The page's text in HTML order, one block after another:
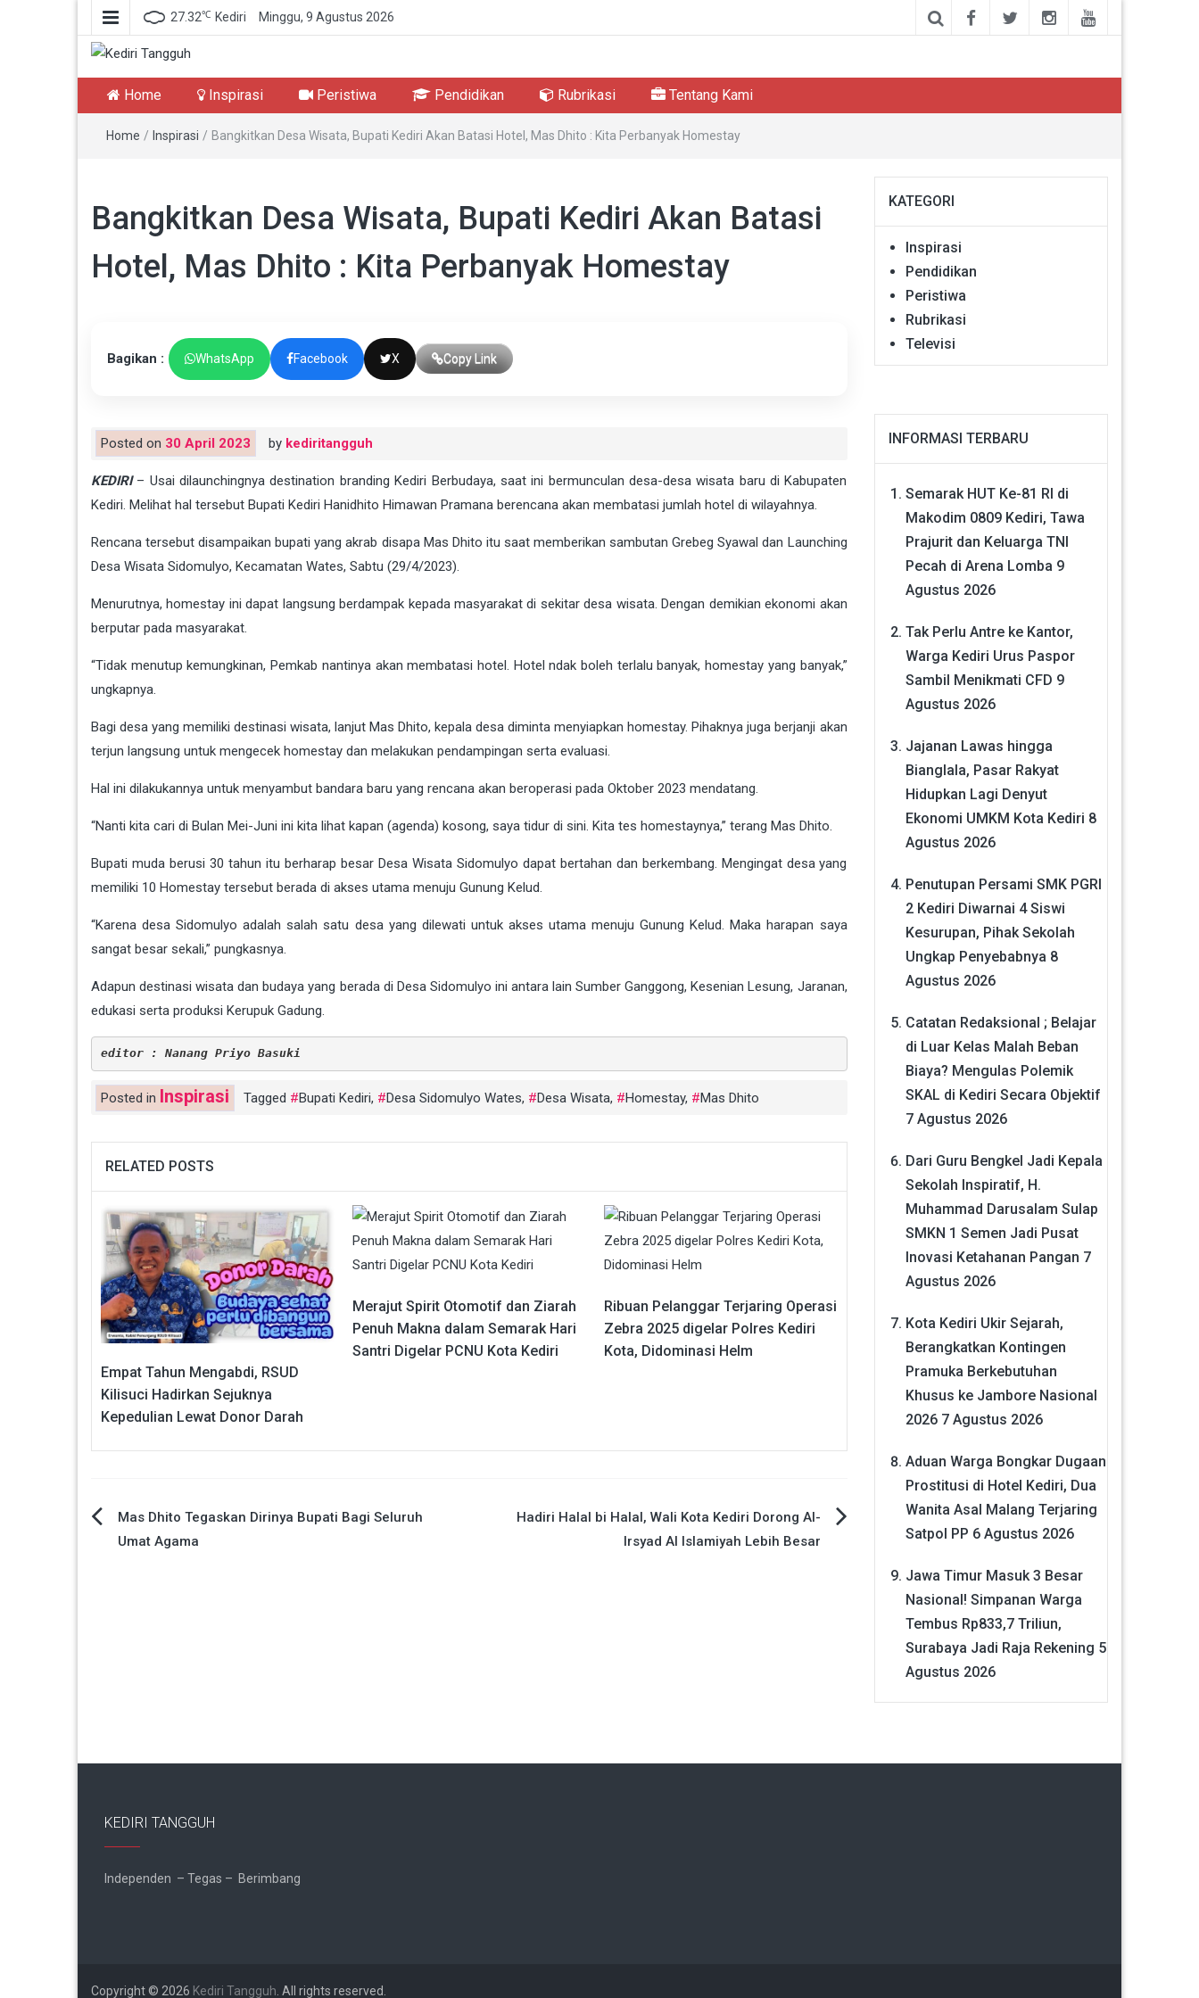
27.32℃ Kediri Minggu, 9 Agustus 2026
Kediri Tangguh
Berita Akurat Terpercaya
Home Inspirasi Peristiwa Pendidikan Rubrikasi Tentang Kami
Home / Inspirasi / Bangkitkan Desa Wisata, Bupati Kediri Akan Batasi Hotel, Mas Dhito : Kita Perbanyak Homestay
Bangkitkan Desa Wisata, Bupati Kediri Akan Batasi
Hotel, Mas Dhito : Kita Perbanyak Homestay
Bagikan : WhatsApp Facebook X Copy Link
Posted on 30 April 2023 by kediritangguh
KEDIRI– Usai dilaunchingnya destination branding Kediri Berbudaya, saat ini bermunculan desa-desa wisata baru di Kabupaten
Kediri. Melihat hal tersebut Bupati Kediri Hanidhito Himawan Pramana berencana akan membatasi jumlah hotel di wilayahnya.
Rencana tersebut disampaikan bupati yang akrab disapa Mas Dhito itu saat memberikan sambutan Grebeg Syawal dan Launching
Desa Wisata Sidomulyo, Kecamatan Wates, Sabtu (29/4/2023).
Menurutnya, homestay ini dapat langsung berdampak kepada masyarakat di sekitar desa wisata. Dengan demikian ekonomi akan
berputar pada masyarakat.
“Tidak menutup kemungkinan, Pemkab nantinya akan membatasi hotel. Hotel ndak boleh terlalu banyak, homestay yang banyak,”
ungkapnya.
Bagi desa yang memiliki destinasi wisata, lanjut Mas Dhito, kepala desa diminta menyiapkan homestay. Pihaknya juga berjanji akan
terjun langsung untuk mengecek homestay dan melakukan pendampingan serta evaluasi.
Hal ini dilakukannya untuk menyambut bandara baru yang rencana akan beroperasi pada Oktober 2023 mendatang.
“Nanti kita cari di Bulan Mei-Juni ini kita lihat kapan (agenda) kosong, saya tidur di sini. Kita tes homestaynya,” terang Mas Dhito.
Bupati muda berusi 30 tahun itu berharap besar Desa Wisata Sidomulyo dapat bertahan dan berkembang. Mengingat desa yang
memiliki 10 Homestay tersebut berada di akses utama menuju Gunung Kelud.
“Karena desa Sidomulyo adalah salah satu desa yang dilewati untuk akses utama menuju Gunung Kelud. Maka harapan saya
sangat besar sekali,” pungkasnya.
Adapun destinasi wisata dan budaya yang berada di Desa Sidomulyo ini antara lain Sumber Ganggong, Kesenian Lesung, Jaranan,
edukasi serta produksi Kerupuk Gadung.
editor : Nanang Priyo Basuki
Posted in Inspirasi Tagged Bupati Kediri, Desa Sidomulyo Wates, Desa Wisata, Homestay, Mas Dhito
RELATED POSTS
Empat Tahun Mengabdi, RSUD
Kilisuci Hadirkan Sejuknya
Kepedulian Lewat Donor Darah
Merajut Spirit Otomotif dan Ziarah
Penuh Makna dalam Semarak Hari
Santri Digelar PCNU Kota Kediri
Ribuan Pelanggar Terjaring Operasi
Zebra 2025 digelar Polres Kediri
Kota, Didominasi Helm
Navigasi
Mas Dhito Tegaskan Dirinya Bupati Bagi Seluruh
Umat Agama
Hadiri Halal bi Halal, Wali Kota Kediri Dorong Al-
Irsyad Al Islamiyah Lebih Besar
KATEGORI
Inspirasi
Pendidikan
Peristiwa
Rubrikasi
Televisi
INFORMASI TERBARU
Semarak HUT Ke-81 RI di
Makodim 0809 Kediri, Tawa
Prajurit dan Keluarga TNI
Pecah di Arena Lomba 9
Agustus 2026
Tak Perlu Antre ke Kantor,
Warga Kediri Urus Paspor
Sambil Menikmati CFD 9
Agustus 2026
Jajanan Lawas hingga
Bianglala, Pasar Rakyat
Hidupkan Lagi Denyut
Ekonomi UMKM Kota Kediri 8
Agustus 2026
Penutupan Persami SMK PGRI
2 Kediri Diwarnai 4 Siswi
Kesurupan, Pihak Sekolah
Ungkap Penyebabnya 8
Agustus 2026
Catatan Redaksional ; Belajar
di Luar Kelas Malah Beban
Biaya? Mengulas Polemik
SKAL di Kediri Secara Objektif
7 Agustus 2026
Dari Guru Bengkel Jadi Kepala
Sekolah Inspiratif, H.
Muhammad Darusalam Sulap
SMKN 1 Semen Jadi Pusat
Inovasi Ketahanan Pangan 7
Agustus 2026
Kota Kediri Ukir Sejarah,
Berangkatkan Kontingen
Pramuka Berkebutuhan
Khusus ke Jambore Nasional
2026 7 Agustus 2026
Aduan Warga Bongkar Dugaan
Prostitusi di Hotel Kediri, Dua
Wanita Asal Malang Terjaring
Satpol PP 6 Agustus 2026
Jawa Timur Masuk 3 Besar
Nasional! Simpanan Warga
Tembus Rp833,7 Triliun,
Surabaya Jadi Raja Rekening 5
Agustus 2026
KEDIRI TANGGUH
Independen – Tegas – Berimbang
Copyright © 2026 Kediri Tangguh . All rights reserved.